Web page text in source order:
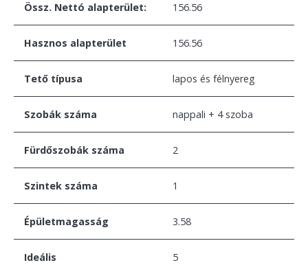
Össz. Nettó alapterület: 156.56
Hasznos alapterület 156.56
Tető típusa lapos és félnyereg
Szobák száma nappali + 4 szoba
Fürdőszobák száma 2
Szintek száma 1
Épületmagasság 3.58
Ideális 5